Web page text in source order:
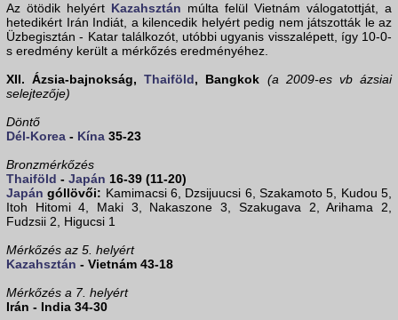
Az ötödik helyért Kazahsztán múlta felül Vietnám válogatottját, a
hetedikért Irán Indiát, a kilencedik helyért pedig nem játszották le az
Üzbegisztán - Katar találkozót, utóbbi ugyanis visszalépett, így 10-0-
s eredmény került a mérkőzés eredményéhez.
XII. Ázsia-bajnokság,Thaiföld, Bangkok (a 2009-es vb ázsiai
selejtezője)
Döntő
Dél-Korea - Kína 35-23
Bronzmérkőzés
Thaiföld - Japán 16-39 (11-20)
Japán góllövői: Kamimacsi 6, Dzsijuucsi 6, Szakamoto 5, Kudou 5,
Itoh Hitomi 4, Maki 3, Nakaszone 3, Szakugava 2, Arihama 2,
Fudzsii 2, Higucsi 1
Mérkőzés az 5. helyért
Kazahsztán - Vietnám 43-18
Mérkőzés a 7. helyért
Irán - India 34-30